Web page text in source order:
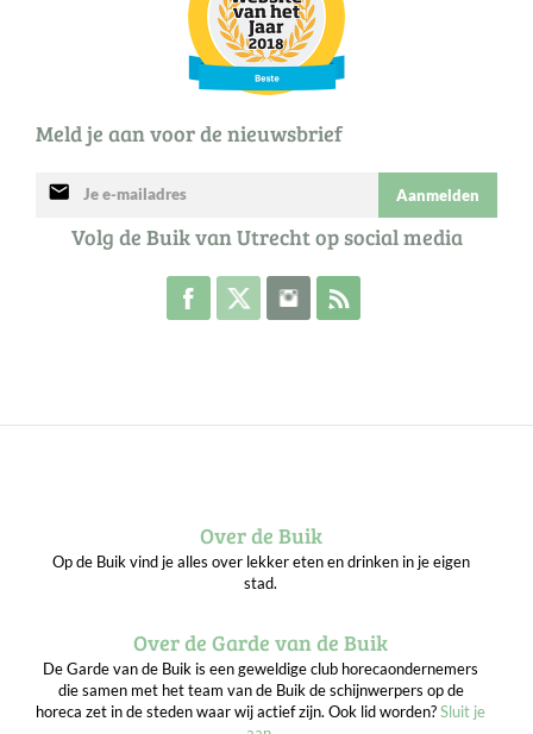
Meld je aan voor de nieuwsbrief
mail Aanmelden
Volg de Buik van Utrecht op social media
Volg de Buik op Facebook
Volg de Buik op Twitter
Volg de Buik op Instagram
Over de Buik
Op de Buik vind je alles over lekker eten en drinken in je eigen
stad.
Over de Garde van de Buik
De Garde van de Buik is een geweldige club horecaondernemers
die samen met het team van de Buik de schijnwerpers op de
horeca zet in de steden waar wij actief zijn. Ook lid worden?Sluit je